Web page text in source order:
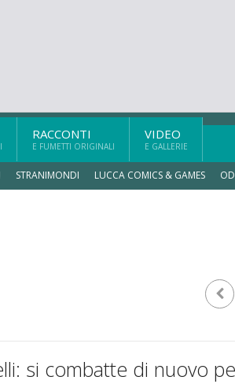
RACCONTI
E FUMETTI ORIGINALI
VIDEO
E GALLERIE
STRANIMONDI LUCCA COMICS & GAMES
si combatte di nuovo